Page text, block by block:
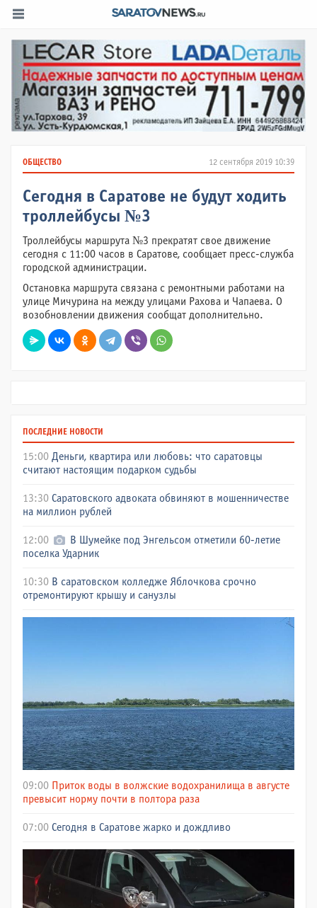
12 сентября 2019 10:39
ОБЩЕСТВО
Сегодня в Саратове не будут ходить
троллейбусы №3
Троллейбусы маршрута №3 прекратят свое движение
сегодня с 11:00 часов в Саратове, сообщает пресс-служба
городской администрации.
Остановка маршрута связана с ремонтными работами на
улице Мичурина на между улицами Рахова и Чапаева. О
возобновлении движения сообщат дополнительно.
ПОСЛЕДНИЕ НОВОСТИ
15:00 Деньги, квартира или любовь: что саратовцы
считают настоящим подарком судьбы
13:30 Саратовского адвоката обвиняют в мошенничестве
на миллион рублей
12:00
В Шумейке под Энгельсом отметили 60-летие
поселка Ударник
10:30 В саратовском колледже Яблочкова срочно
отремонтируют крышу и санузлы
09:00 Приток воды в волжские водохранилища в августе
превысит норму почти в полтора раза
07:00 Сегодня в Саратове жарко и дождливо